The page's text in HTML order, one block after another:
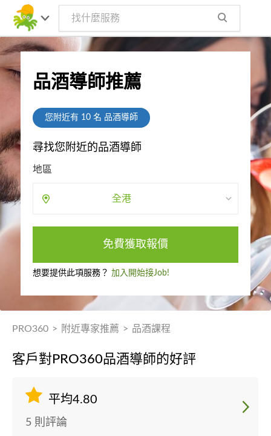
品酒導師推薦
您附近有 10名 品酒導師
尋找您附近的品酒導師
地區
全港
免費獲取報價
想要提供此項服務？ 加入開始接Job!
PRO360 > 附近專家推薦 > 品酒課程
客戶對PRO360品酒導師的好評
平均4.80
5 則評論